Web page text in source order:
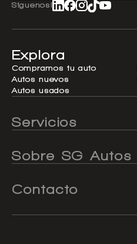
Síguenos!
Explora
Compramos tu auto
Autos nuevos
Autos usados
Servicios
Sobre SG Autos
Contacto